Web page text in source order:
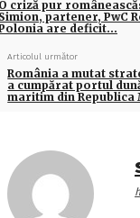
criză pur
partener, PwC
are deficit…
Articolul următor
România a mutat
a cumpărat portul
maritim din Republica